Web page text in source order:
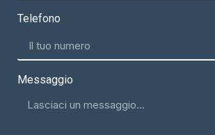
Telefono
Messaggio